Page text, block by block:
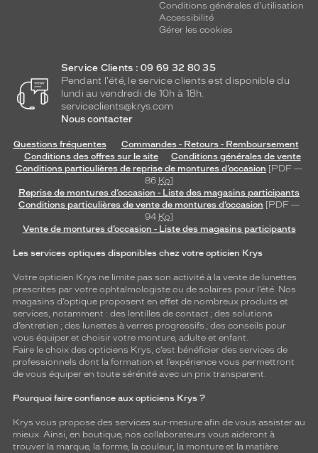
Conditions générales d'utilisation
Accessibilité
Gérer les cookies
Service Clients : 09 69 32 80 35
Pendant l'été, le service clients est disponible du
lundi au vendredi de 10h à 18h.
serviceclients@krys.com
Nous contacter
Questions fréquentes
Commandes - Retours - Remboursement
Conditions des offres sur le site
Conditions générales de vente
Conditions particulières de reprise de montures d’occasion [PDF —
86 Ko]
Reprise de montures d’occasion - Liste des magasins participants
Conditions particulières de vente de montures d’occasion [PDF —
94 Ko]
Vente de montures d’occasion - Liste des magasins participants
Les services optiques disponibles chez votre opticien Krys
Votre opticien Krys ne limite pas son activité à la vente de lunettes
prescrites par votre ophtalmologiste ou de solaires pour l’été. Nos
magasins d’optique proposent en effet de nombreux produits et
services, notamment : des lentilles de contact ; des solutions
d’entretien ; des lunettes à verres progressifs ; des conseils pour
vous équiper et choisir votre monture, adulte et enfant.
Faire le choix des opticiens Krys, c’est bénéficier des services de
professionnels dont la formation et l’expérience vous permettront
de vous équiper en toute sérénité avec un prix transparent.
Pourquoi faire confiance aux opticiens Krys ?
Krys vous propose des services sur-mesure afin de vous assister au
mieux. Ainsi, en boutique, nos collaborateurs vous aideront à
trouver la marque, la forme, la couleur, la monture et la matière